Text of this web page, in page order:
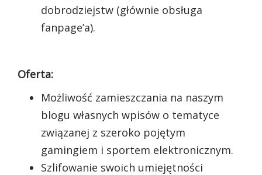
dobrodziejstw (głównie obsługa
fanpage’a).
Oferta:
Możliwość zamieszczania na naszym
blogu własnych wpisów o tematyce
związanej z szeroko pojętym
gamingiem i sportem elektronicznym.
Szlifowanie swoich umiejętności